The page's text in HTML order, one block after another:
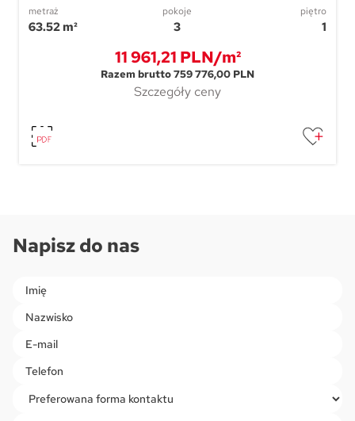
metraż
63.52 m²
pokoje
3
piętro
1
11 961,21 PLN/m²
Razem brutto 759 776,00 PLN
Szczegóły ceny
Napisz do nas
Please leave this field empty.